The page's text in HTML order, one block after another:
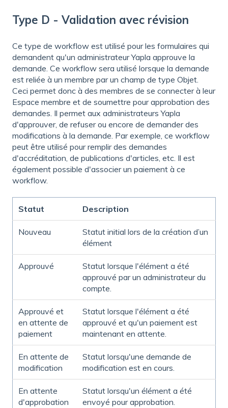
Type D - Validation avec révision
Ce type de workflow est utilisé pour les formulaires qui
demandent qu'un administrateur Yapla approuve la
demande. Ce workflow sera utilisé lorsque la demande
est reliée à un membre par un champ de type Objet.
Ceci permet donc à des membres de se connecter à leur
Espace membre et de soumettre pour approbation des
demandes. Il permet aux administrateurs Yapla
d'approuver, de refuser ou encore de demander des
modifications à la demande. Par exemple, ce workflow
peut être utilisé pour remplir des demandes
d'accréditation, de publications d'articles, etc. Il est
également possible d'associer un paiement à ce
workflow.
Statut Description
Nouveau
Statut initial lors de la création d’un
élément
Approuvé
Statut lorsque l'élément a été
approuvé par un administrateur du
compte.
Approuvé et
en attente de
paiement
Statut lorsque l'élément a été
approuvé et qu'un paiement est
maintenant en attente.
En attente de
modification
Statut lorsqu'une demande de
modification est en cours.
En attente
d'approbation
Statut lorsqu'un élément a été
envoyé pour approbation.